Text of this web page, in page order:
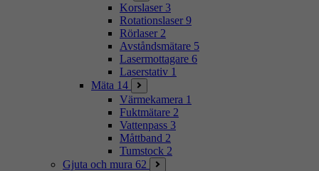
Korslaser 3
Rotationslaser 9
Rörlaser 2
Avståndsmätare 5
Lasermottagare 6
Laserstativ 1
Mäta 14
Värmekamera 1
Fuktmätare 2
Vattenpass 3
Måttband 2
Tumstock 2
Gjuta och mura 62